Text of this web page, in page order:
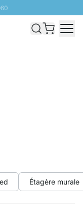
dès 100€
Étagère murale